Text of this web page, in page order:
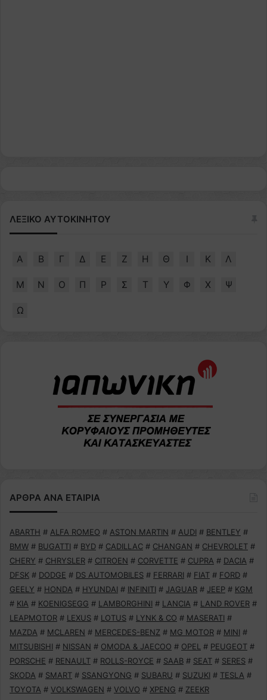
ΛΕΞΙΚΟ ΑΥΤΟΚΙΝΗΤΟΥ
Α Β Γ Δ Ε Ζ Η Θ Ι Κ Λ
Μ Ν Ο Π Ρ Σ Τ Υ Φ Χ Ψ
Ω
ΑΡΘΡΑ ΑΝΑ ΕΤΑΙΡΙΑ
ABARTH # ALFA ROMEO # ASTON MARTIN # AUDI # BENTLEY #
BMW # BUGATTI # BYD # CADILLAC # CHANGAN # CHEVROLET #
CHERY # CHRYSLER # CITROEN # CORVETTE # CUPRA # DACIA #
DFSK # DODGE # DS AUTOMOBILES # FERRARI # FIAT # FORD #
GEELY # HONDA # HYUNDAI # INFINITI # JAGUAR # JEEP # KGM
# KIA # KOENIGSEGG # LAMBORGHINI # LANCIA # LAND ROVER #
LEAPMOTOR # LEXUS # LOTUS # LYNK & CO # MASERATI #
MAZDA # MCLAREN # MERCEDES-BENZ # MG MOTOR # MINI #
MITSUBISHI # NISSAN # OMODA & JAECOO # OPEL # PEUGEOT #
PORSCHE # RENAULT # ROLLS-ROYCE # SAAB # SEAT # SERES #
SKODA # SMART # SSANGYONG # SUBARU # SUZUKI # TESLA #
TOYOTA # VOLKSWAGEN # VOLVO # XPENG # ZEEKR